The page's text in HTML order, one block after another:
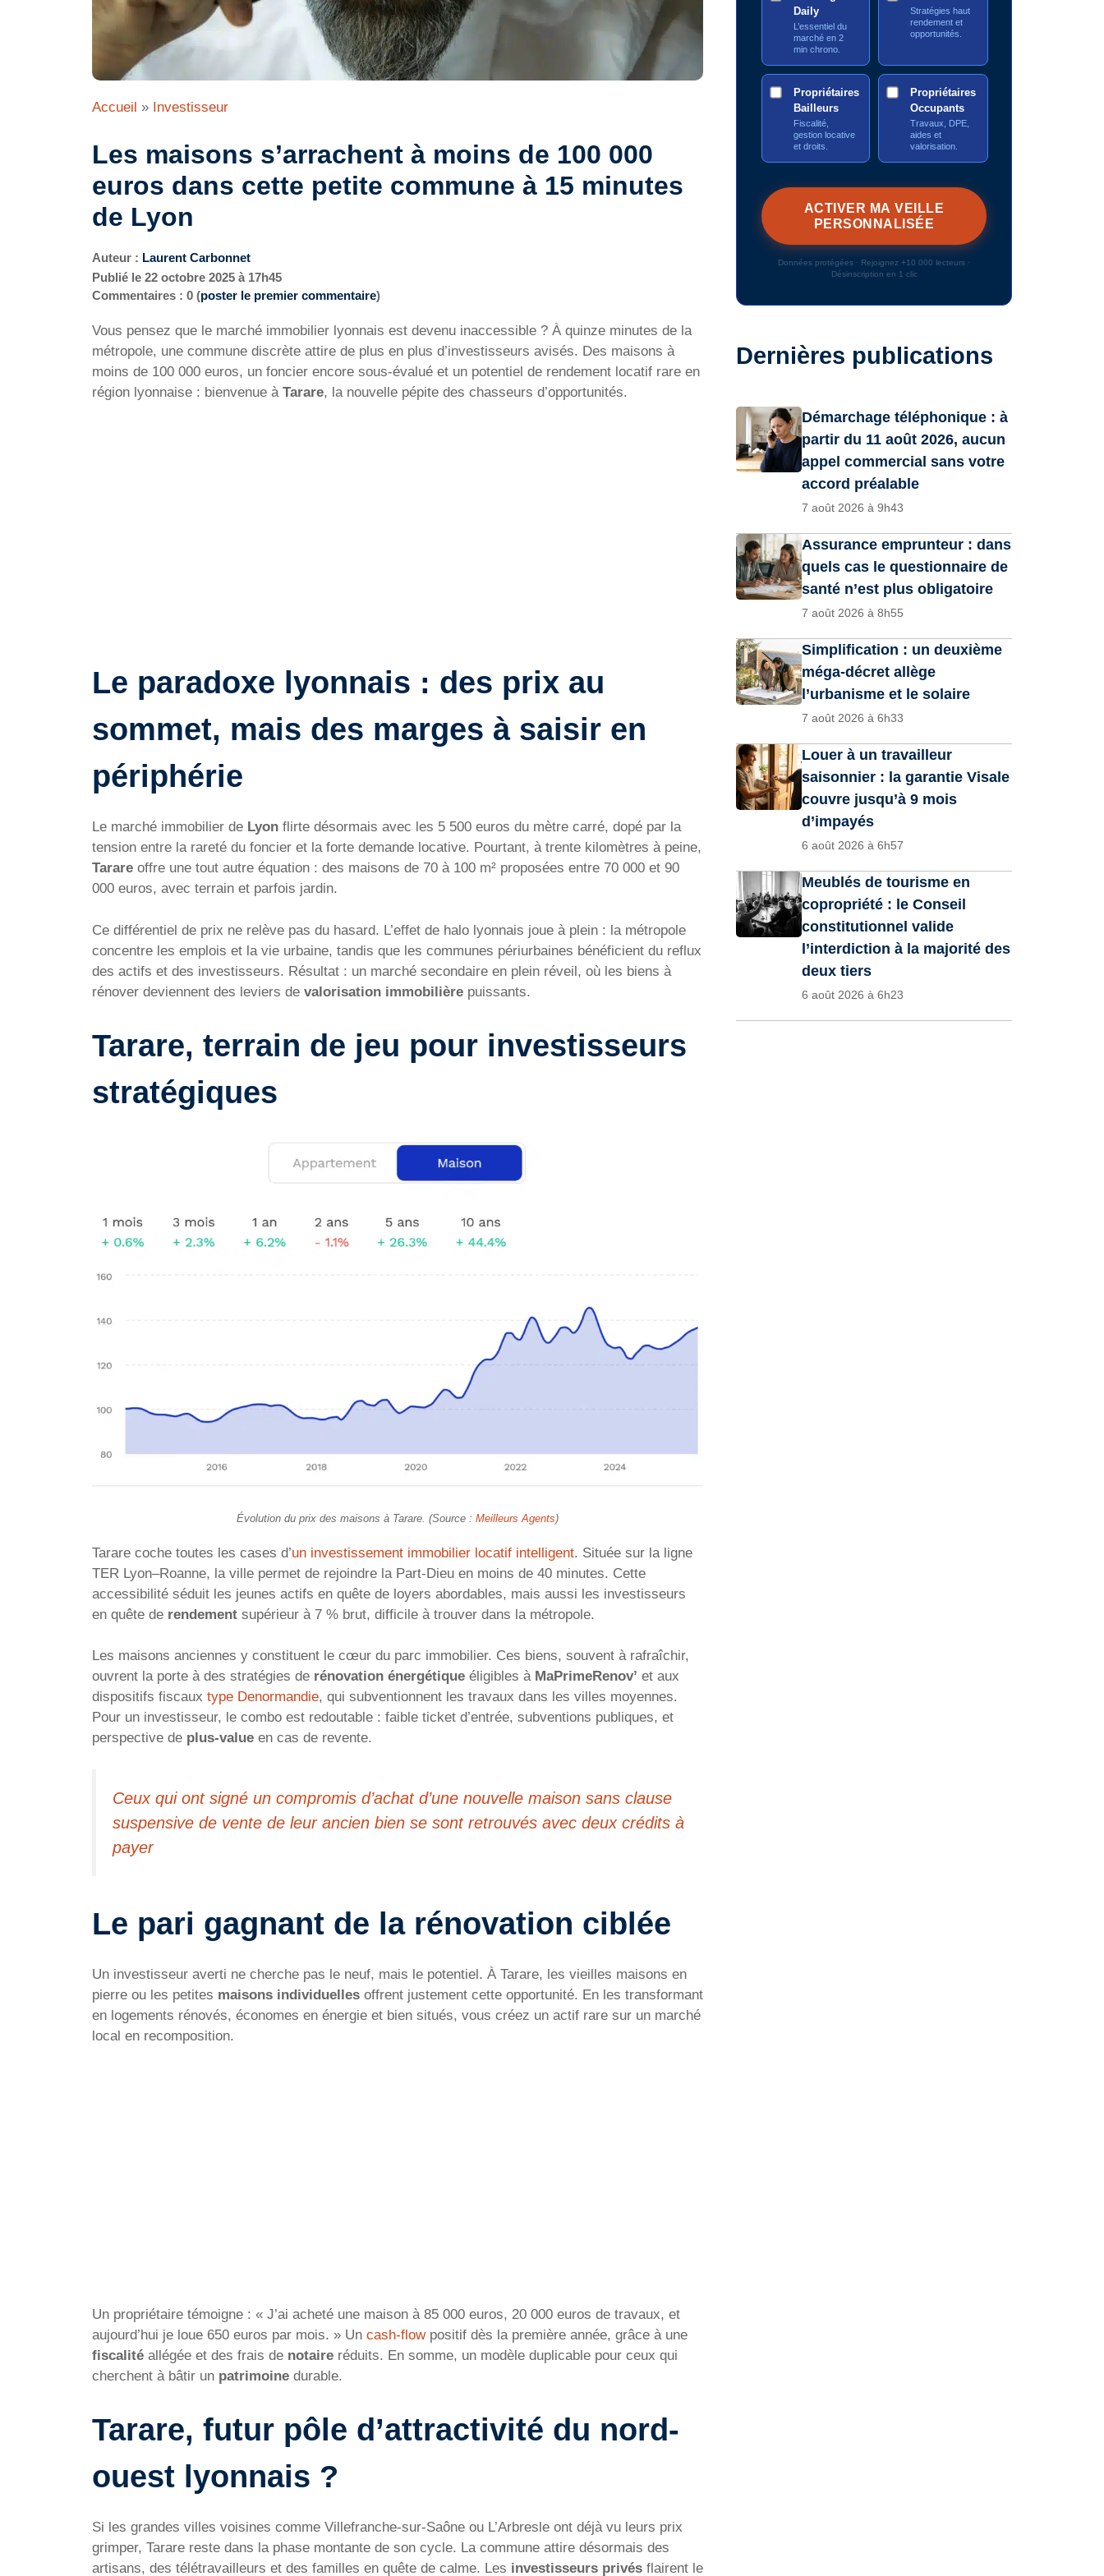
Accueil » Investisseur
Les maisons s’arrachent à moins de 100 000
euros dans cette petite commune à 15 minutes
de Lyon
Auteur : Laurent Carbonnet
Publié le 22 octobre 2025 à 17h45
Commentaires : 0 (poster le premier commentaire)
Vous pensez que le marché immobilier lyonnais est devenu inaccessible ? À quinze minutes de la
métropole, une commune discrète attire de plus en plus d’investisseurs avisés. Des maisons à
moins de 100 000 euros, un foncier encore sous-évalué et un potentiel de rendement locatif rare en
région lyonnaise : bienvenue à Tarare, la nouvelle pépite des chasseurs d’opportunités.
Le paradoxe lyonnais : des prix au
sommet, mais des marges à saisir en
périphérie
Le marché immobilier de Lyon flirte désormais avec les 5 500 euros du mètre carré, dopé par la
tension entre la rareté du foncier et la forte demande locative. Pourtant, à trente kilomètres à peine,
Tarare offre une tout autre équation : des maisons de 70 à 100 m² proposées entre 70 000 et 90
000 euros, avec terrain et parfois jardin.
Ce différentiel de prix ne relève pas du hasard. L’effet de halo lyonnais joue à plein : la métropole
concentre les emplois et la vie urbaine, tandis que les communes périurbaines bénéficient du reflux
des actifs et des investisseurs. Résultat : un marché secondaire en plein réveil, où les biens à
rénover deviennent des leviers de valorisation immobilière puissants.
Tarare, terrain de jeu pour investisseurs
stratégiques
Évolution du prix des maisons à Tarare. (Source : Meilleurs Agents)
Tarare coche toutes les cases d’un investissement immobilier locatif intelligent. Située sur la ligne
TER Lyon–Roanne, la ville permet de rejoindre la Part-Dieu en moins de 40 minutes. Cette
accessibilité séduit les jeunes actifs en quête de loyers abordables, mais aussi les investisseurs
en quête de rendement supérieur à 7 % brut, difficile à trouver dans la métropole.
Les maisons anciennes y constituent le cœur du parc immobilier. Ces biens, souvent à rafraîchir,
ouvrent la porte à des stratégies de rénovation énergétique éligibles à MaPrimeRenov’ et aux
dispositifs fiscaux type Denormandie, qui subventionnent les travaux dans les villes moyennes.
Pour un investisseur, le combo est redoutable : faible ticket d’entrée, subventions publiques, et
perspective de plus-value en cas de revente.
Ceux qui ont signé un compromis d’achat d’une nouvelle maison sans clause
suspensive de vente de leur ancien bien se sont retrouvés avec deux crédits à
payer
Le pari gagnant de la rénovation ciblée
Un investisseur averti ne cherche pas le neuf, mais le potentiel. À Tarare, les vieilles maisons en
pierre ou les petites maisons individuelles offrent justement cette opportunité. En les transformant
en logements rénovés, économes en énergie et bien situés, vous créez un actif rare sur un marché
local en recomposition.
Un propriétaire témoigne : « J’ai acheté une maison à 85 000 euros, 20 000 euros de travaux, et
aujourd’hui je loue 650 euros par mois. » Un cash-flowpositif dès la première année, grâce à une
fiscalité allégée et des frais de notaire réduits. En somme, un modèle duplicable pour ceux qui
cherchent à bâtir un patrimoine durable.
Tarare, futur pôle d’attractivité du nord-
ouest lyonnais ?
Si les grandes villes voisines comme Villefranche-sur-Saône ou L’Arbresle ont déjà vu leurs prix
grimper, Tarare reste dans la phase montante de son cycle. La commune attire désormais des
artisans, des télétravailleurs et des familles en quête de calme. Les investisseurs privés flairent le
Daily
L’essentiel du
marché en 2
min chrono.
Stratégies haut
rendement et
opportunités.
Propriétaires
Bailleurs
Fiscalité,
gestion locative
et droits.
Propriétaires
Occupants
Travaux, DPE,
aides et
valorisation.
Données protégées · Rejoignez +10 000 lecteurs ·
Désinscription en 1 clic
Dernières publications
Démarchage téléphonique : à
partir du 11 août 2026, aucun
appel commercial sans votre
accord préalable
7 août 2026 à 9h43
Assurance emprunteur : dans
quels cas le questionnaire de
santé n’est plus obligatoire
7 août 2026 à 8h55
Simplification : un deuxième
méga-décret allège
l’urbanisme et le solaire
7 août 2026 à 6h33
Louer à un travailleur
saisonnier : la garantie Visale
couvre jusqu’à 9 mois
d’impayés
6 août 2026 à 6h57
Meublés de tourisme en
copropriété : le Conseil
constitutionnel valide
l’interdiction à la majorité des
deux tiers
6 août 2026 à 6h23